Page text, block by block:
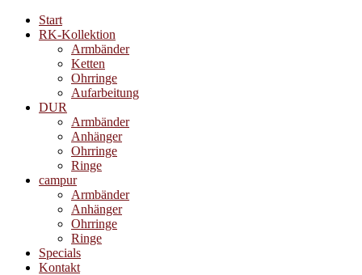
Start
RK-Kollektion
Armbänder
Ketten
Ohrringe
Aufarbeitung
DUR
Armbänder
Anhänger
Ohrringe
Ringe
campur
Armbänder
Anhänger
Ohrringe
Ringe
Specials
Kontakt